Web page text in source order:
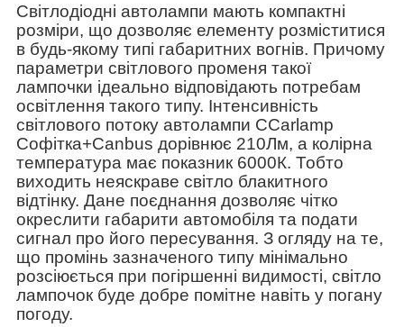
Світлодіодні автолампи мають компактні
розміри, що дозволяє елементу розміститися
в будь-якому типі габаритних вогнів. Причому
параметри світлового променя такої
лампочки ідеально відповідають потребам
освітлення такого типу. Інтенсивність
світлового потоку автолампи CCarlamp
Софітка+Canbus дорівнює 210Лм, а колірна
температура має показник 6000К. Тобто
виходить неяскраве світло блакитного
відтінку. Дане поєднання дозволяє чітко
окреслити габарити автомобіля та подати
сигнал про його пересування. З огляду на те,
що промінь зазначеного типу мінімально
розсіюється при погіршенні видимості, світло
лампочок буде добре помітне навіть у погану
погоду.